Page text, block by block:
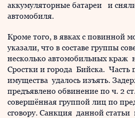
аккумуляторные батареи и
автомобиля.
Кроме того, в явках с повинной
указали, что в составе группы
несколько автомобильных краж
Сростки и города Бийска. Часть
имущества удалось изъять.
предъявлено обвинение по ч. 2
совершённая группой лиц по
сговору. Санкция данной статьи